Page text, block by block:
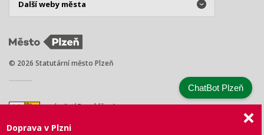
© 2026 Statutární město Plzeň
náměstí Republiky 1
Tel.: +420 378 031 111
Doprava v Plzni
ChatBot Plzeň